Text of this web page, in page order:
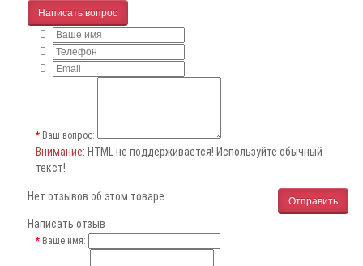
Написать вопрос
Ваш вопрос:
Внимание: HTML не поддерживается! Используйте обычный
текст!
Отправить
Нет отзывов об этом товаре.
Написать отзыв
Ваше имя: